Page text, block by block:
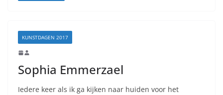
KUNSTDAGEN 2017
Sophia Emmerzael
Iedere keer als ik ga kijken naar huiden voor het